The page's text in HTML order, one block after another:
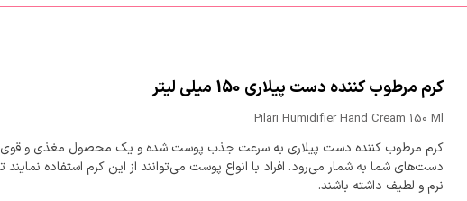
کرم مرطوب کننده دست پیلاری 150 میلی لیتر
Pilari Humidifier Hand Cream 150 Ml
کرم مرطوب کننده دست پیلاری به سرعت جذب پوست شده و یک محصول مغذی و قوی
دست‌های شما به شمار می‌رود. افراد با انواع پوست می‌توانند از این کرم استفاده نمایند
نرم و لطیف داشته باشند.